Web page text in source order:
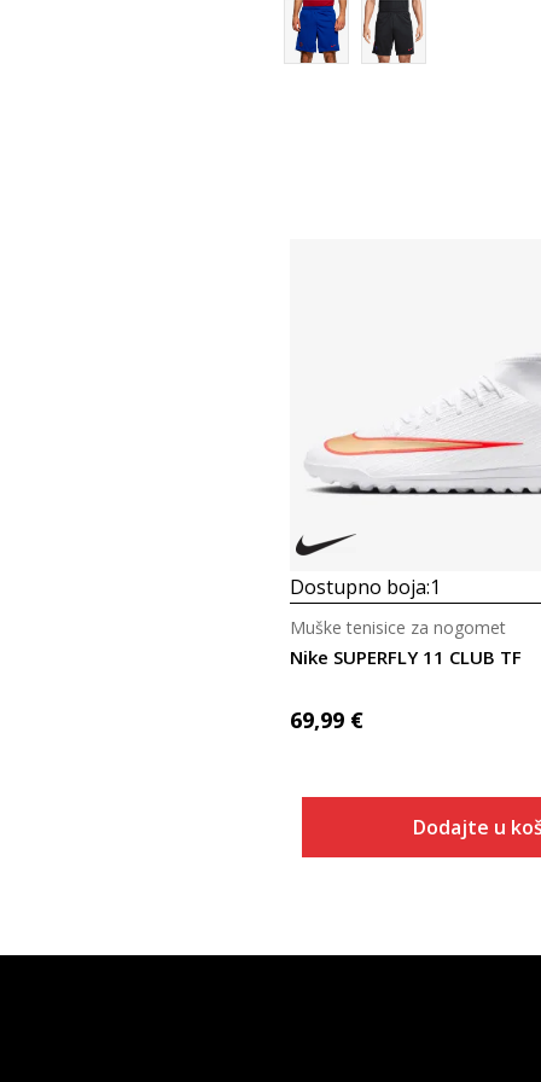
Dostupno boja:1
Nike SUPERFLY 11 CLUB TF
Muške tenisice za nogomet
69,99 €
Dodajte u